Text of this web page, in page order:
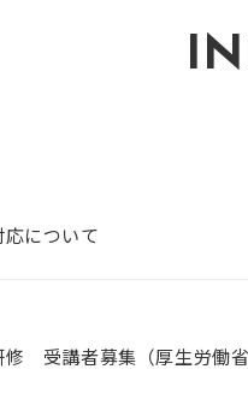
について
修 受講者募集（厚生労働